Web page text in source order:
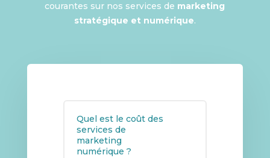
courantes sur nos services de marketing
stratégique et numérique.
Quel est le coût des
services de
marketing
numérique ?